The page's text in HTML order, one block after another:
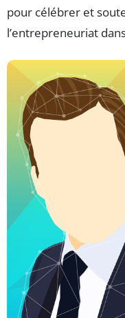
pour célébrer et
l’entrepreneuriat